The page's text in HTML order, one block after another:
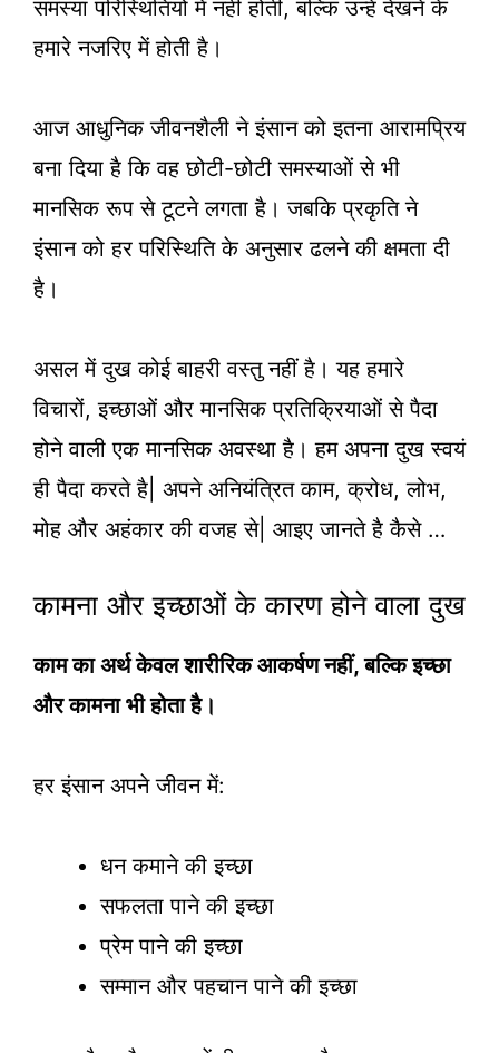
समस्या परिस्थितियों में नहीं होती, बल्कि उन्हें देखने के
हमारे नजरिए में होती है।
आज आधुनिक जीवनशैली ने इंसान को इतना आरामप्रिय
बना दिया है कि वह छोटी-छोटी समस्याओं से भी
मानसिक रूप से टूटने लगता है। जबकि प्रकृति ने
इंसान को हर परिस्थिति के अनुसार ढलने की क्षमता दी
है।
असल में दुख कोई बाहरी वस्तु नहीं है। यह हमारे
विचारों, इच्छाओं और मानसिक प्रतिक्रियाओं से पैदा
होने वाली एक मानसिक अवस्था है। हम अपना दुख स्वयं
ही पैदा करते है| अपने अनियंत्रित काम, क्रोध, लोभ,
मोह और अहंकार की वजह से| आइए जानते है कैसे …
कामना और इच्छाओं के कारण होने वाला दुख
काम का अर्थ केवल शारीरिक आकर्षण नहीं, बल्कि इच्छा
और कामना भी होता है।
हर इंसान अपने जीवन में:
धन कमाने की इच्छा
सफलता पाने की इच्छा
प्रेम पाने की इच्छा
सम्मान और पहचान पाने की इच्छा